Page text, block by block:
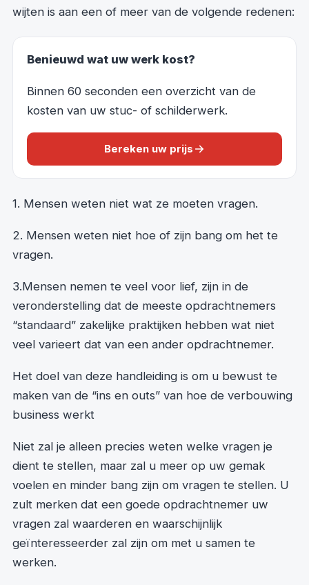
wijten is aan een of meer van de volgende redenen:
Benieuwd wat uw werk kost?
Binnen 60 seconden een overzicht van de
kosten van uw stuc- of schilderwerk.
Bereken uw prijs
1. Mensen weten niet wat ze moeten vragen.
2. Mensen weten niet hoe of zijn bang om het te
vragen.
3.Mensen nemen te veel voor lief, zijn in de
veronderstelling dat de meeste opdrachtnemers
“standaard” zakelijke praktijken hebben wat niet
veel varieert dat van een ander opdrachtnemer.
Het doel van deze handleiding is om u bewust te
maken van de “ins en outs” van hoe de verbouwing
business werkt
Niet zal je alleen precies weten welke vragen je
dient te stellen, maar zal u meer op uw gemak
voelen en minder bang zijn om vragen te stellen. U
zult merken dat een goede opdrachtnemer uw
vragen zal waarderen en waarschijnlijk
geïnteresseerder zal zijn om met u samen te
werken.